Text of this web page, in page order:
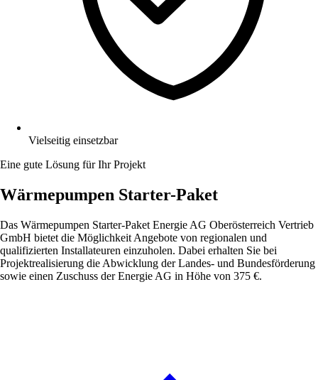
Vielseitig einsetzbar
Eine gute Lösung für Ihr Projekt
Wärme­­pumpen Starter-Paket
Das Wärmepumpen Starter-Paket Energie AG Oberösterreich Vertrieb
GmbH bietet die Möglichkeit Angebote von regionalen und
qualifizierten Installateuren einzuholen. Dabei erhalten Sie bei
Projektrealisierung die Abwicklung der Landes- und Bundesförderung
sowie einen Zuschuss der Energie AG in Höhe von 375 €.